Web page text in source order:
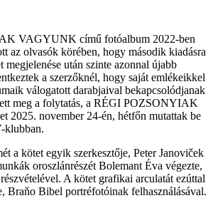
VAGYUNK című fotóalbum 2022-ben
az olvasók körében, hogy második kiadásra
megjelenése után szinte azonnal újabb
a szerzőknél, hogy saját emlékeikkel
válogatott darabjaival bekapcsolódjanak
meg a folytatás, a RÉGI POZSONYIAK
2025. november 24-én, hétfőn mutattak be
klubban.
a kötet egyik szerkesztője, Peter Janoviček
oroszlánrészét Bolemant Éva végezte,
A kötet grafikai arculatát ezúttal
Braňo Bibel portréfotóinak felhasználásával.